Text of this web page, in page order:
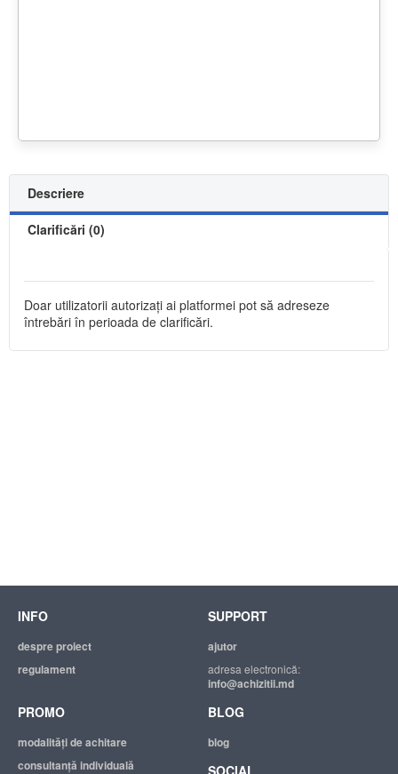
Descriere
Clarificări (0)
Doar utilizatorii autorizați ai platformei pot să adreseze
întrebări în perioada de clarificări.
INFO
despre proiect
regulament
SUPPORT
ajutor
adresa electronică:
info@achizitii.md
PROMO
modalităţi de achitare
consultanță individuală
BLOG
blog
SOCIAL